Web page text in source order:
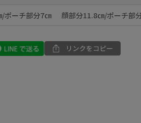
ポーチ部分7㎝ 顔部分11.8㎝/ポーチ部